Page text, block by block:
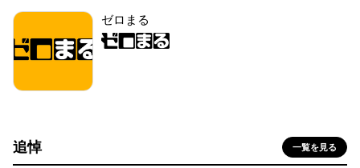
ゼロまる
追悼 一覧を見る